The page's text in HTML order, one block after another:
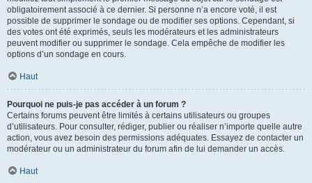
obligatoirement associé à ce dernier. Si personne n’a encore voté, il est
possible de supprimer le sondage ou de modifier ses options. Cependant, si
des votes ont été exprimés, seuls les modérateurs et les administrateurs
peuvent modifier ou supprimer le sondage. Cela empêche de modifier les
options d’un sondage en cours.
Haut
Pourquoi ne puis-je pas accéder à un forum ?
Certains forums peuvent être limités à certains utilisateurs ou groupes
d’utilisateurs. Pour consulter, rédiger, publier ou réaliser n’importe quelle autre
action, vous avez besoin des permissions adéquates. Essayez de contacter un
modérateur ou un administrateur du forum afin de lui demander un accès.
Haut